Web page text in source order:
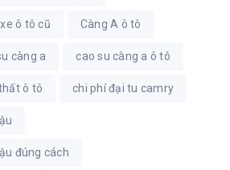
ô tô cũ Càng A ô tô
càng a cao su càng a ô tô
ô tô chi phí đại tu camry
đúng cách